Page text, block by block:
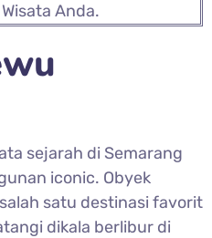
Anda.
sejarah di Semarang
iconic. Obyek
satu destinasi favorit
dikala berlibur di